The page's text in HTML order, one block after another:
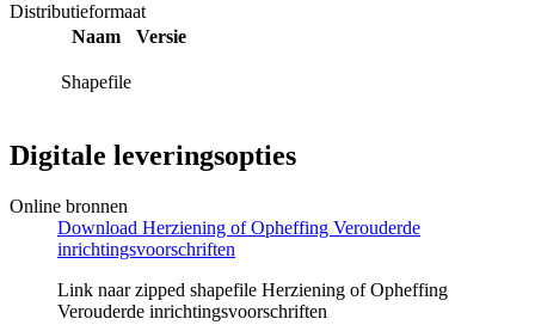
Distributieformaat
Naam
Versie
Shapefile
Digitale leveringsopties
Online bronnen
Download Herziening of Opheffing Verouderde
inrichtingsvoorschriften
Link naar zipped shapefile Herziening of Opheffing
Verouderde inrichtingsvoorschriften